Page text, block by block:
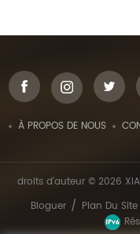
À PROPOS DE NOUS
droits d'auteur © 2026
Bloguer / Plan Du Site